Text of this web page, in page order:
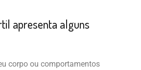
apresenta alguns
corpo ou comportamentos